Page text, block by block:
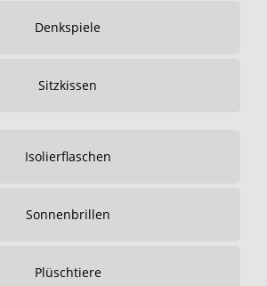
Denkspiele
Sitzkissen
Isolierflaschen
Sonnenbrillen
Plüschtiere